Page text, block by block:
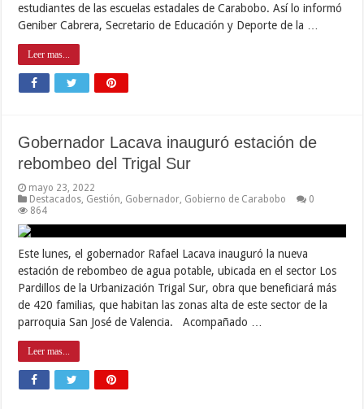
estudiantes de las escuelas estadales de Carabobo. Así lo informó
Geniber Cabrera, Secretario de Educación y Deporte de la …
Leer mas...
Gobernador Lacava inauguró estación de
rebombeo del Trigal Sur
mayo 23, 2022
Destacados Gestión Gobernador Gobierno de Carabobo
0
864
Este lunes, el gobernador Rafael Lacava inauguró la nueva
estación de rebombeo de agua potable, ubicada en el sector Los
Pardillos de la Urbanización Trigal Sur, obra que beneficiará más
de 420 familias, que habitan las zonas alta de este sector de la
parroquia San José de Valencia. Acompañado …
Leer mas...